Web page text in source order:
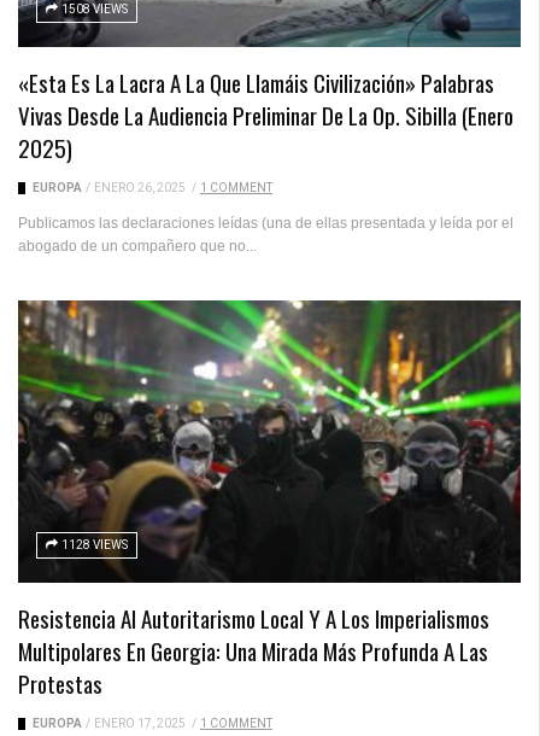
1508 VIEWS
«Esta Es La Lacra A La Que Llamáis Civilización» Palabras
Vivas Desde La Audiencia Preliminar De La Op. Sibilla (enero
2025)
EUROPA / ENERO 26, 2025 / 1 COMMENT
Publicamos las declaraciones leídas (una de ellas presentada y leída por el
abogado de un compañero que no...
1128 VIEWS
Resistencia Al Autoritarismo Local Y A Los Imperialismos
Multipolares En Georgia: Una Mirada Más Profunda A Las
Protestas
EUROPA / ENERO 17, 2025 / 1 COMMENT